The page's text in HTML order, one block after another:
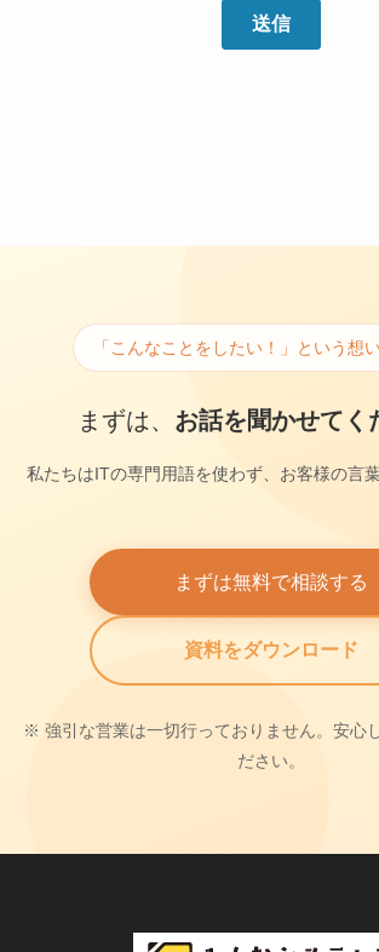
「こんなことをしたい！」という想
まずは、 お話を聞かせてく
私たちはITの専門用語を使わず、お客様の言
まずは無料で相談する
資料をダウンロード
※ 強引な営業は一切行っておりません。安心
ださい。